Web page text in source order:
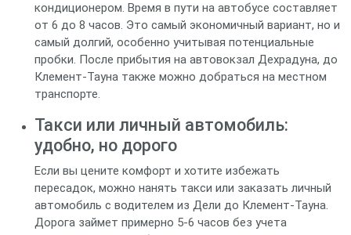
кондиционером. Время в пути на автобусе составляет
от 6 до 8 часов. Это самый экономичный вариант, но и
самый долгий, особенно учитывая потенциальные
пробки. После прибытия на автовокзал Дехрадуна, до
Клемент-Тауна также можно добраться на местном
транспорте.
Такси или личный автомобиль:
удобно, но дорого
Если вы цените комфорт и хотите избежать
пересадок, можно нанять такси или заказать личный
автомобиль с водителем из Дели до Клемент-Тауна.
Дорога займет примерно 5-6 часов без учета